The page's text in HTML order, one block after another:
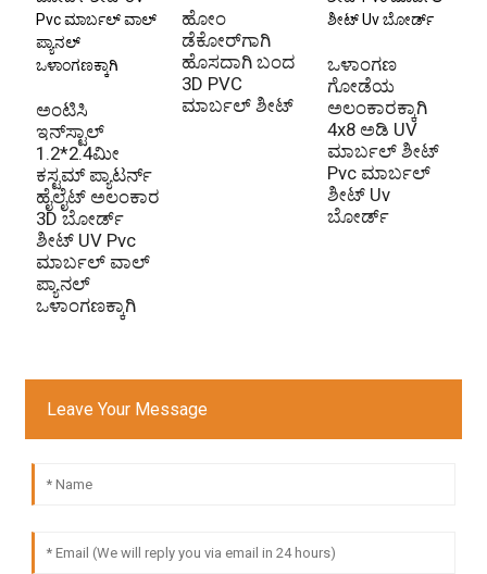
ಅಂಟಿಸಿ
ಇನ್‌ಸ್ಟಾಲ್
1.2*2.4ಮೀ
ಕಸ್ಟಮ್ ಪ್ಯಾಟರ್ನ್
ಹೈಲೈಟ್ ಅಲಂಕಾರ
3D ಬೋರ್ಡ್
ಶೀಟ್ UV Pvc
ಮಾರ್ಬಲ್ ವಾಲ್
ಪ್ಯಾನಲ್
ಒಳಾಂಗಣಕ್ಕಾಗಿ
ಹೋಂ
ಡೆಕೋರ್‌ಗಾಗಿ
ಹೊಸದಾಗಿ ಬಂದ
3D PVC
ಮಾರ್ಬಲ್ ಶೀಟ್
ಒಳಾಂಗಣ
ಗೋಡೆಯ
ಅಲಂಕಾರಕ್ಕಾಗಿ
4x8 ಅಡಿ UV
ಮಾರ್ಬಲ್ ಶೀಟ್
Pvc ಮಾರ್ಬಲ್
ಶೀಟ್ Uv
ಬೋರ್ಡ್
Leave Your Message